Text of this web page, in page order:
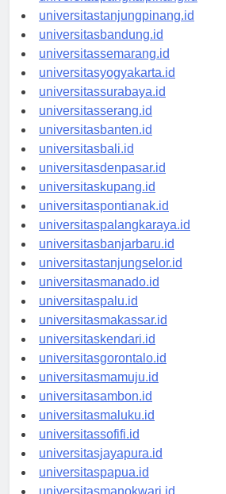
universitaspangkalpinang.id
universitastanjungpinang.id
universitasbandung.id
universitassemarang.id
universitasyogyakarta.id
universitassurabaya.id
universitasserang.id
universitasbanten.id
universitasbali.id
universitasdenpasar.id
universitaskupang.id
universitaspontianak.id
universitaspalangkaraya.id
universitasbanjarbaru.id
universitastanjungselor.id
universitasmanado.id
universitaspalu.id
universitasmakassar.id
universitaskendari.id
universitasgorontalo.id
universitasmamuju.id
universitasambon.id
universitasmaluku.id
universitassofifi.id
universitasjayapura.id
universitaspapua.id